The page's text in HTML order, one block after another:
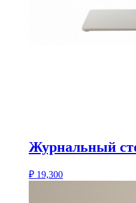
Журнальный
₽ 19,300